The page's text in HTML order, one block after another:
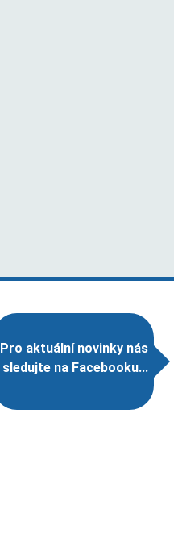
Pro aktuální novinky nás
sledujte na Facebooku...